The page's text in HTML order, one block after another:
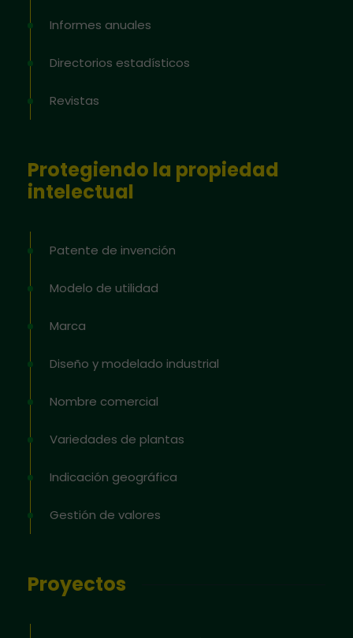
Informes anuales
Directorios estadísticos
Revistas
Protegiendo la propiedad
intelectual
Patente de invención
Modelo de utilidad
Marca
Diseño y modelado industrial
Nombre comercial
Variedades de plantas
Indicación geográfica
Gestión de valores
Proyectos